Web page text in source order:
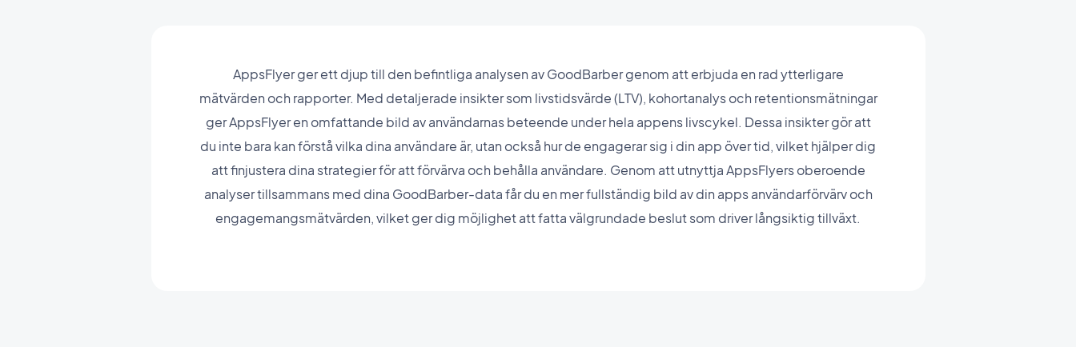
AppsFlyer ger ett djup till den befintliga analysen av GoodBarber genom att erbjuda en rad ytterligare
mätvärden och rapporter. Med detaljerade insikter som livstidsvärde (LTV), kohortanalys och retentionsmätningar
ger AppsFlyer en omfattande bild av användarnas beteende under hela appens livscykel. Dessa insikter gör att
du inte bara kan förstå vilka dina användare är, utan också hur de engagerar sig i din app över tid, vilket hjälper dig
att finjustera dina strategier för att förvärva och behålla användare. Genom att utnyttja AppsFlyers oberoende
analyser tillsammans med dina GoodBarber-data får du en mer fullständig bild av din apps användarförvärv och
engagemangsmätvärden, vilket ger dig möjlighet att fatta välgrundade beslut som driver långsiktig tillväxt.